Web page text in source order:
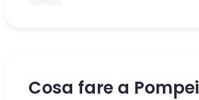
Cosa fare a Pompei